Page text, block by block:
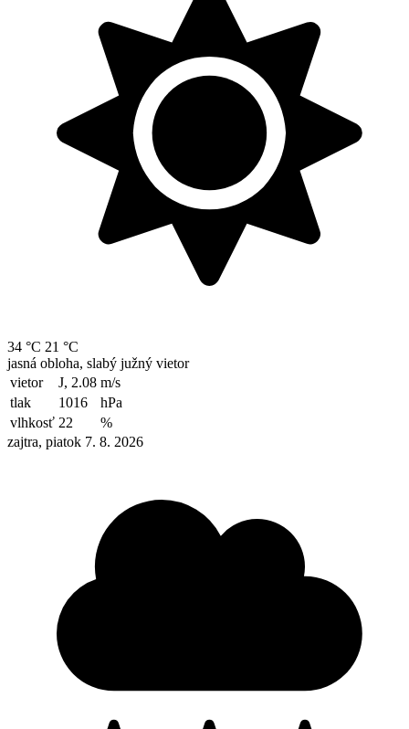
34 °C 21 °C
jasná obloha, slabý južný vietor
vietor
J, 2.08 m/s
tlak
1016
hPa
vlhkosť 22
%
zajtra, piatok 7. 8. 2026